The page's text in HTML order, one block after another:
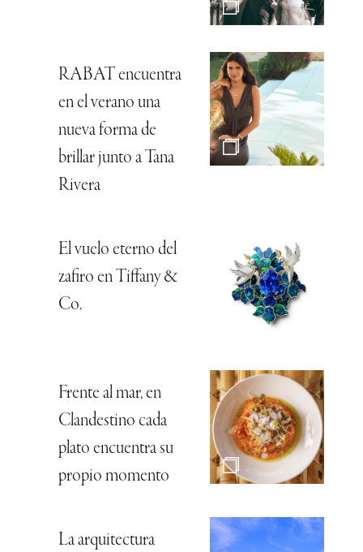
RABAT encuentra
en el verano una
nueva forma de
brillar junto a Tana
Rivera
El vuelo eterno del
zafiro en Tiffany &
Co.
Frente al mar, en
Clandestino cada
plato encuentra su
propio momento
La arquitectura